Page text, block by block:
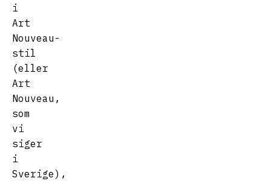
i
Art
Nouveau-
stil
(eller
Art
Nouveau,
som
vi
siger
i
Sverige),